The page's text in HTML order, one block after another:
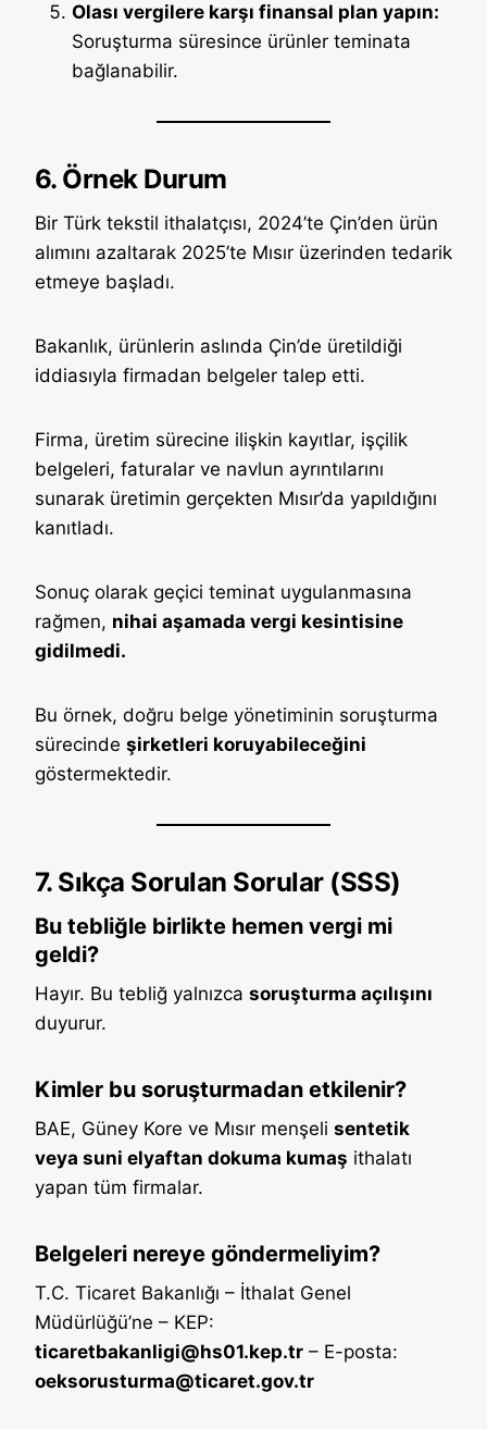
Olası vergilere karşı finansal plan yapın:
Soruşturma süresince ürünler teminata
bağlanabilir.
6. Örnek Durum
Bir Türk tekstil ithalatçısı, 2024’te Çin’den ürün
alımını azaltarak 2025’te Mısır üzerinden tedarik
etmeye başladı.
Bakanlık, ürünlerin aslında Çin’de üretildiği
iddiasıyla firmadan belgeler talep etti.
Firma, üretim sürecine ilişkin kayıtlar, işçilik
belgeleri, faturalar ve navlun ayrıntılarını
sunarak üretimin gerçekten Mısır’da yapıldığını
kanıtladı.
Sonuç olarak geçici teminat uygulanmasına
rağmen, nihai aşamada vergi kesintisine
gidilmedi.
Bu örnek, doğru belge yönetiminin soruşturma
sürecinde şirketleri koruyabileceğini
göstermektedir.
7. Sıkça Sorulan Sorular (SSS)
Bu tebliğle birlikte hemen vergi mi
geldi?
Hayır. Bu tebliğ yalnızca soruşturma açılışını
duyurur.
Kimler bu soruşturmadan etkilenir?
BAE, Güney Kore ve Mısır menşeli sentetik
veya suni elyaftan dokuma kumaş ithalatı
yapan tüm firmalar.
Belgeleri nereye göndermeliyim?
T.C. Ticaret Bakanlığı – İthalat Genel
Müdürlüğü’ne – KEP:
ticaretbakanligi@hs01.kep.tr– E-posta:
oeksorusturma@ticaret.gov.tr